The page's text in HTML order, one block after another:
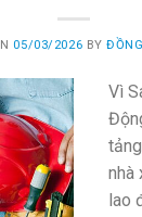
05/03/2026 BY
Vì
nhà
lao